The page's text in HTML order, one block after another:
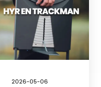
2026-05-06